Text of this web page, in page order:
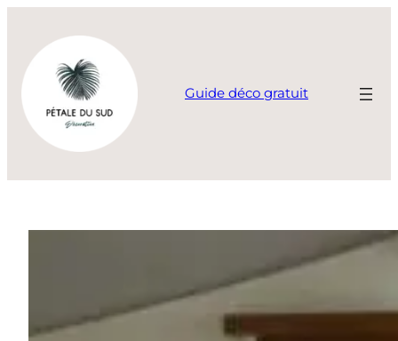
Guide déco gratuit